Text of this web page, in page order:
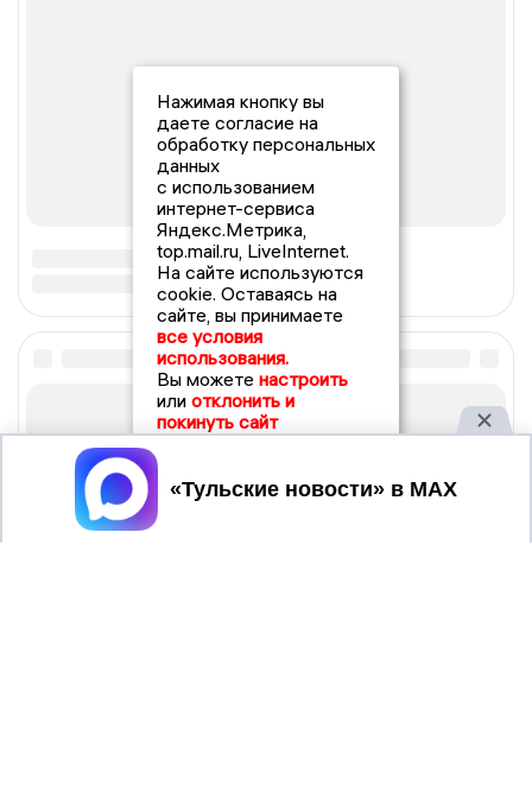
Нажимая кнопку вы
даете согласие на
обработку персональных
данных
с использованием
интернет-сервиса
Яндекс.Метрика,
top.mail.ru, LiveInternet.
На сайте используются
cookie. Оставаясь на
сайте, вы принимаете
все условия
использования.
Вы можете настроить
или отклонить и
покинуть сайт
Принять